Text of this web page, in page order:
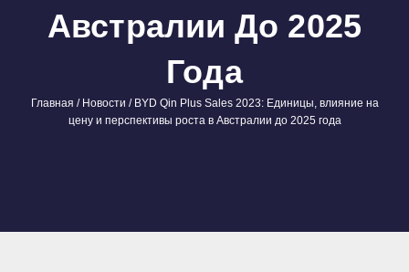
Австралии До 2025
Года
Главная / Новости / BYD Qin Plus Sales 2023: Единицы, влияние на
цену и перспективы роста в Австралии до 2025 года